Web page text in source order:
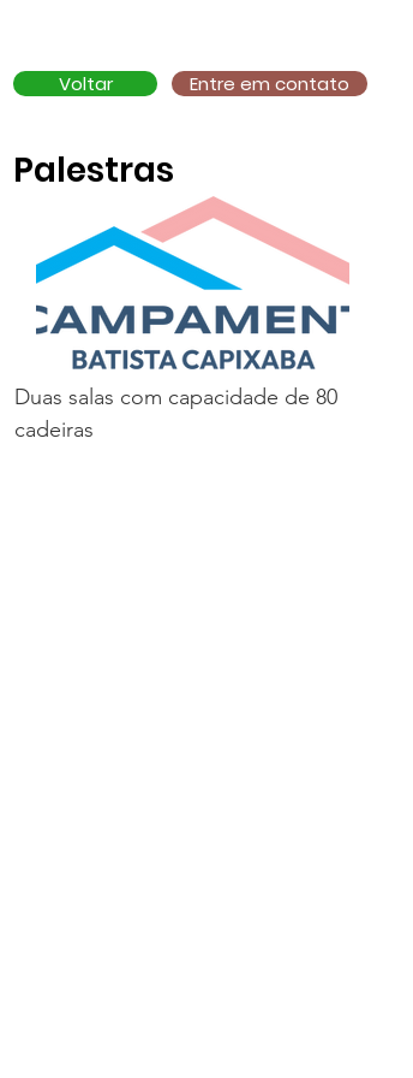
Voltar Entre em contato
Palestras
Duas salas com capacidade de 80
cadeiras